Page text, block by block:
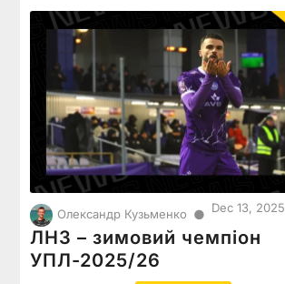
Олександр Кузьменко ● Dec 13, 2025
ЛНЗ – зимовий чемпіон
УПЛ-2025/26